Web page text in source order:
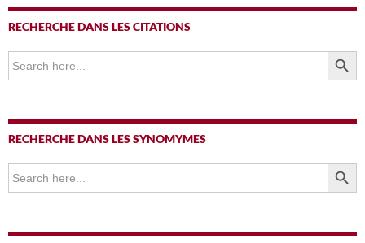
RECHERCHE DANS LES CITATIONS
Search
for:
SEARCH
RECHERCHE DANS LES SYNOMYMES
Search
for:
SEARCH